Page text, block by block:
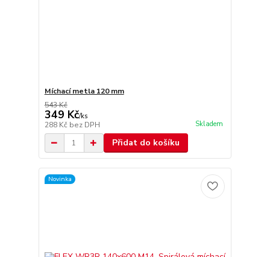
Míchací metla 120 mm
543 Kč
349 Kč/ks
288 Kč bez DPH Skladem
Přidat do košíku
Novinka